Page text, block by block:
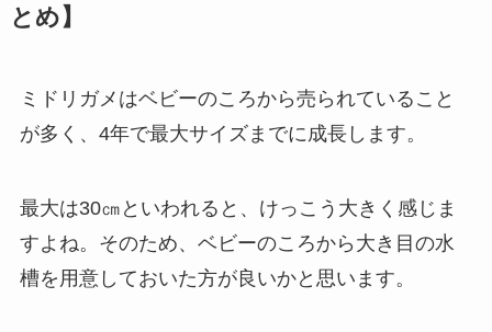
とめ】
ミドリガメはベビーのころから売られていること
が多く、4年で最大サイズまでに成長します。
最大は30㎝といわれると、けっこう大きく感じま
すよね。そのため、ベビーのころから大き目の水
槽を用意しておいた方が良いかと思います。